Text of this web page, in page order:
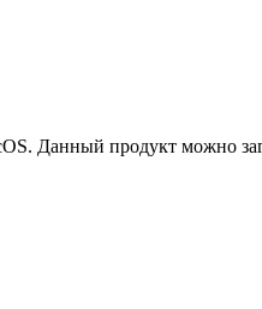
Данный продукт можно